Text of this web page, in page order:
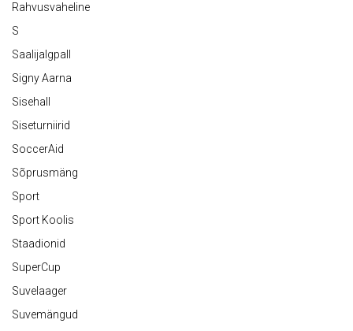
Rahvusvaheline
S
Saalijalgpall
Signy Aarna
Sisehall
Siseturniirid
SoccerAid
Sõprusmäng
Sport
Sport Koolis
Staadionid
SuperCup
Suvelaager
Suvemängud